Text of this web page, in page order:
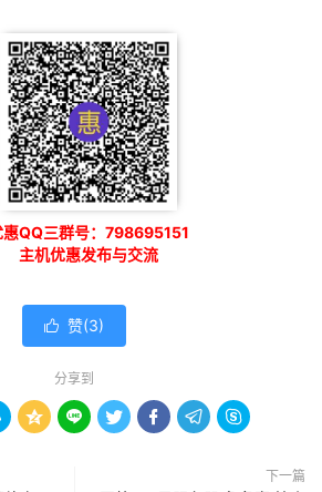
惠QQ三群号：798695151
主机优惠发布与交流
 赞(3)
分享到
     
下一篇